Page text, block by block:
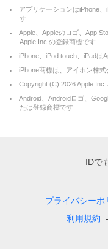
アプリケーションはiPhone
す
Apple、Appleのロゴ、App
Apple Inc.の登録商標です
iPhone、iPod touch、iPadは
iPhone商標は、アイホン株
Copyright (C) 2026Apple Inc.
Android、Androidロゴ、
たは登録商標です
IDで
プライバシーポ
利用規約